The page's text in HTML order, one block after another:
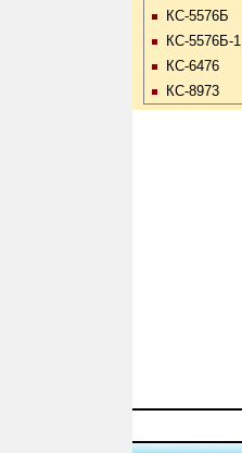
КС-5576Б
КС-5576Б-1
КС-6476
КС-8973